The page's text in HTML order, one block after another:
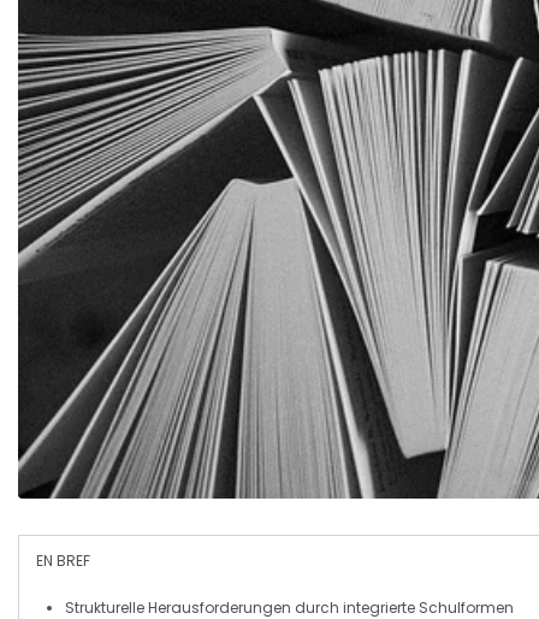
EN BREF
Strukturelle Herausforderungen durch integrierte Schulformen